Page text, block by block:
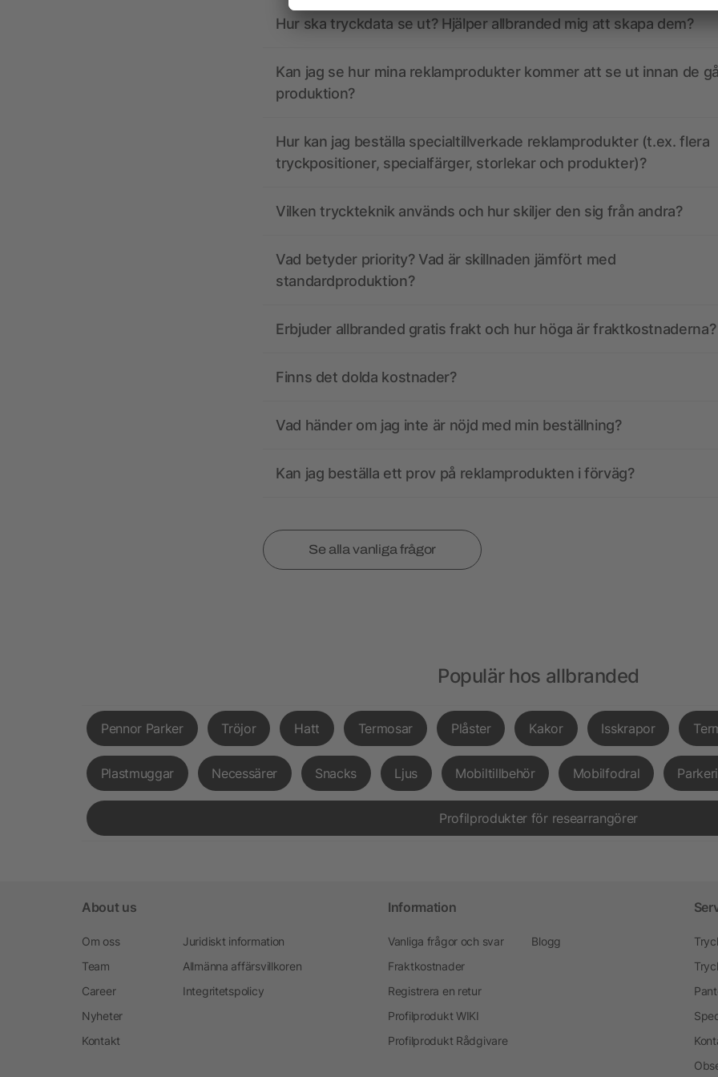
Hur ska tryckdata se ut? Hjälper allbranded mig att skapa dem?
Kan jag se hur mina reklamprodukter kommer att se ut innan de
produktion?
Hur kan jag beställa specialtillverkade reklamprodukter (t.ex. flera
tryckpositioner, specialfärger, storlekar och produkter)?
Vilken tryckteknik används och hur skiljer den sig från andra?
Vad betyder priority? Vad är skillnaden jämfört med
standardproduktion?
Erbjuder allbranded gratis frakt och hur höga är fraktkostnaderna?
Finns det dolda kostnader?
Vad händer om jag inte är nöjd med min beställning?
Kan jag beställa ett prov på reklamprodukten i förväg?
Se alla vanliga frågor
Populär hos allbranded
Pennor Parker Tröjor Hatt Termosar Plåster Kakor Isskrapor
Plastmuggar Necessärer Snacks Ljus Mobiltillbehör Mobilfodral
Profilprodukter för researrangörer
About us
Om oss
Team
Career
Nyheter
Kontakt
Juridiskt information
Allmänna affärsvillkoren
Integritetspolicy
Information
Vanliga frågor och svar
Fraktkostnader
Registrera en retur
Profilprodukt WIKI
Profilprodukt Rådgivare
Blogg